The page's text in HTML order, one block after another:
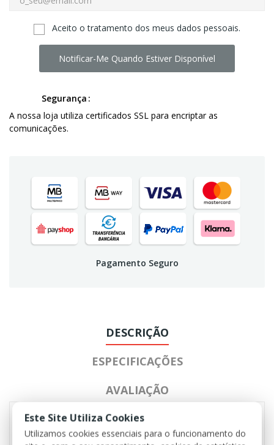
Aceito o tratamento dos meus dados pessoais.
Notificar-Me Quando Estiver Disponível
Segurança
A nossa loja utiliza certificados SSL para encriptar as
comunicações.
Pagamento Seguro
DESCRIÇÃO
ESPECIFICAÇÕES
AVALIAÇÃO
- Calças de combate com joelheiras
Este Site Utiliza Cookies
Utilizamos cookies essenciais para o funcionamento do